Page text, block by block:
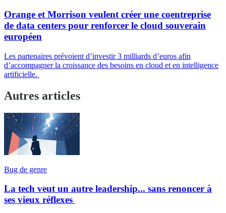
Orange et Morrison veulent créer une coentreprise
de data centers pour renforcer le cloud souverain
européen
Les partenaires prévoient d’investir 3 milliards d’euros afin
d’accompagner la croissance des besoins en cloud et en intelligence
artificielle.
Autres articles
Bug de genre
La tech veut un autre leadership... sans renoncer à
ses vieux réflexes